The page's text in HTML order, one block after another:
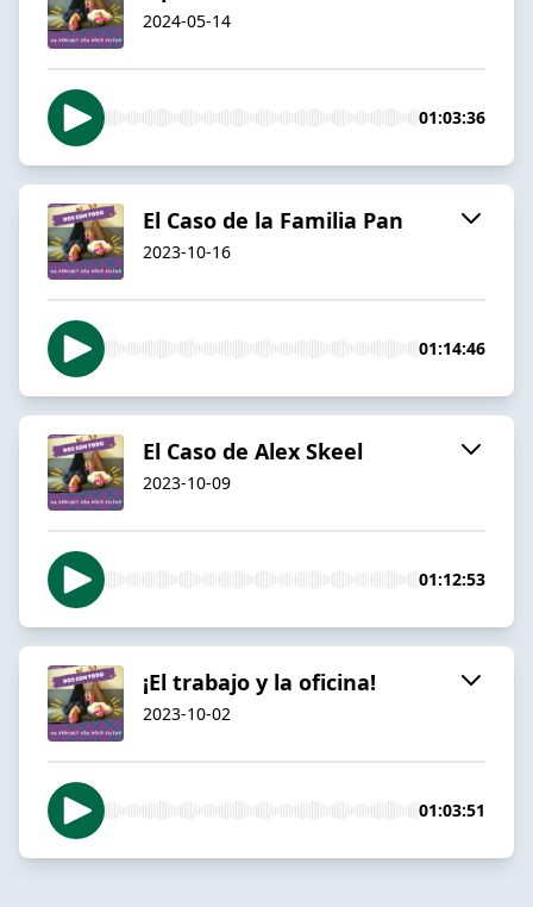
2024-05-14
01:03:36
El Caso de la Familia Pan
2023-10-16
01:14:46
El Caso de Alex Skeel
2023-10-09
01:12:53
¡El trabajo y la oficina!
2023-10-02
01:03:51